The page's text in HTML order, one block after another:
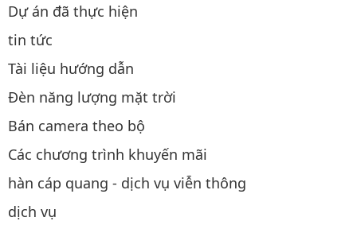
Dự án đã thực hiện
tin tức
Tài liệu hướng dẫn
Đèn năng lượng mặt trời
Bán camera theo bộ
Các chương trình khuyến mãi
hàn cáp quang - dịch vụ viễn thông
dịch vụ